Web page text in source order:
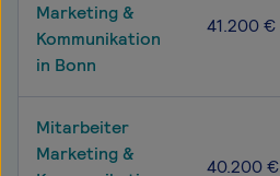
Marketing &
Kommunikation
in Bonn
41.200 €
Mitarbeiter
Marketing &
40.200 €